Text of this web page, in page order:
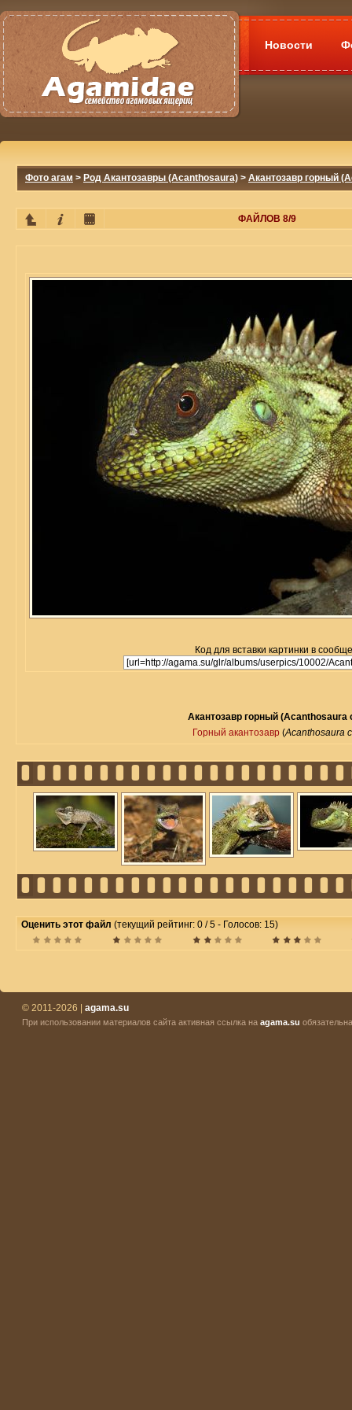
Новости
Фото агам > Род Акантозавры (Acanthosaura) > Акантозавр горный
ФАЙЛОВ 8/9
Код для вставки картинки в
Акантозавр горный (Acanthosaura
Горный акантозавр (Acanthosaura
Оценить этот файл (текущий рейтинг: 0 / 5 - Голосов: 15)
© 2011-2026 | agama.su
При использовании материалов сайта активная ссылка на agama.su